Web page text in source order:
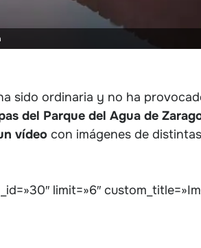
sido ordinaria y no ha
del Parque del Agua de
vídeo con imágenes de
limit=»6″